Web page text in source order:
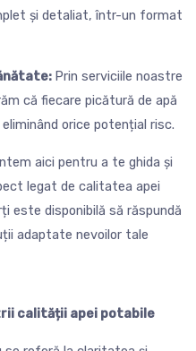
și detaliat, într-un format
Prin serviciile noastre
că fiecare picătură de apă
orice potențial risc.
aici pentru a te ghida și
legat de calitatea apei
este disponibilă să răspundă
adaptate nevoilor tale
calității apei potabile